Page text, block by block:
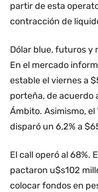
partir de esta
contracción de
Dólar blue, futuros y
En el mercado
estable el viernes a
porteña, de acuerdo
Ámbito. Asimismo,
disparó un 6,2% a
El call operó al 68%.
pactaron u$s102
colocar fondos en